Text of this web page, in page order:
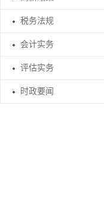
税务法规
会计实务
评估实务
时政要闻